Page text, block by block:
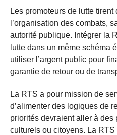
Les promoteurs de lutte
l’organisation des combats,
autorité publique. Intégrer la
lutte dans un même schéma
utiliser l’argent public pour
garantie de retour ou de
La RTS a pour mission de
d’alimenter des logiques de
priorités devraient aller à des
culturels ou citoyens. La